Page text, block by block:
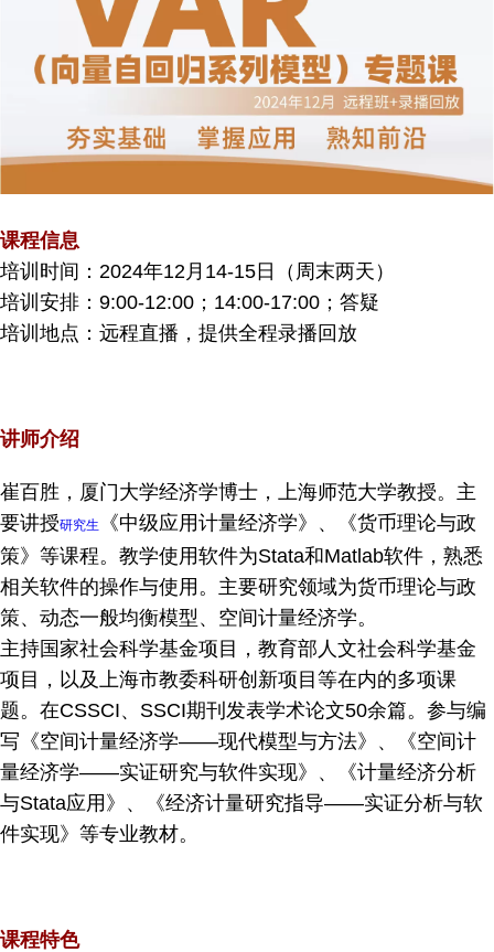
课程信息
培训时间：2024年12月14-15日（周末两天）
培训安排：9:00-12:00；14:00-17:00；答疑
培训地点：远程直播，提供全程录播回放
讲师介绍
崔百胜，厦门大学经济学博士，上海师范大学教授。主
要讲授研究生
《中级应用计量经济学》、《货币理论与政
策》等课程。教学使用软件为Stata和Matlab软件，熟悉
相关软件的操作与使用。主要研究领域为货币理论与政
策、动态一般均衡模型、空间计量经济学。
主持国家社会科学基金项目，教育部人文社会科学基金
项目，以及上海市教委科研创新项目等在内的多项课
题。在CSSCI、SSCI期刊发表学术论文50余篇。参与编
写《空间计量经济学——现代模型与方法》、《空间计
量经济学——实证研究与软件实现》、《计量经济分析
与Stata应用》、《经济计量研究指导——实证分析与软
件实现》等专业教材。
课程特色